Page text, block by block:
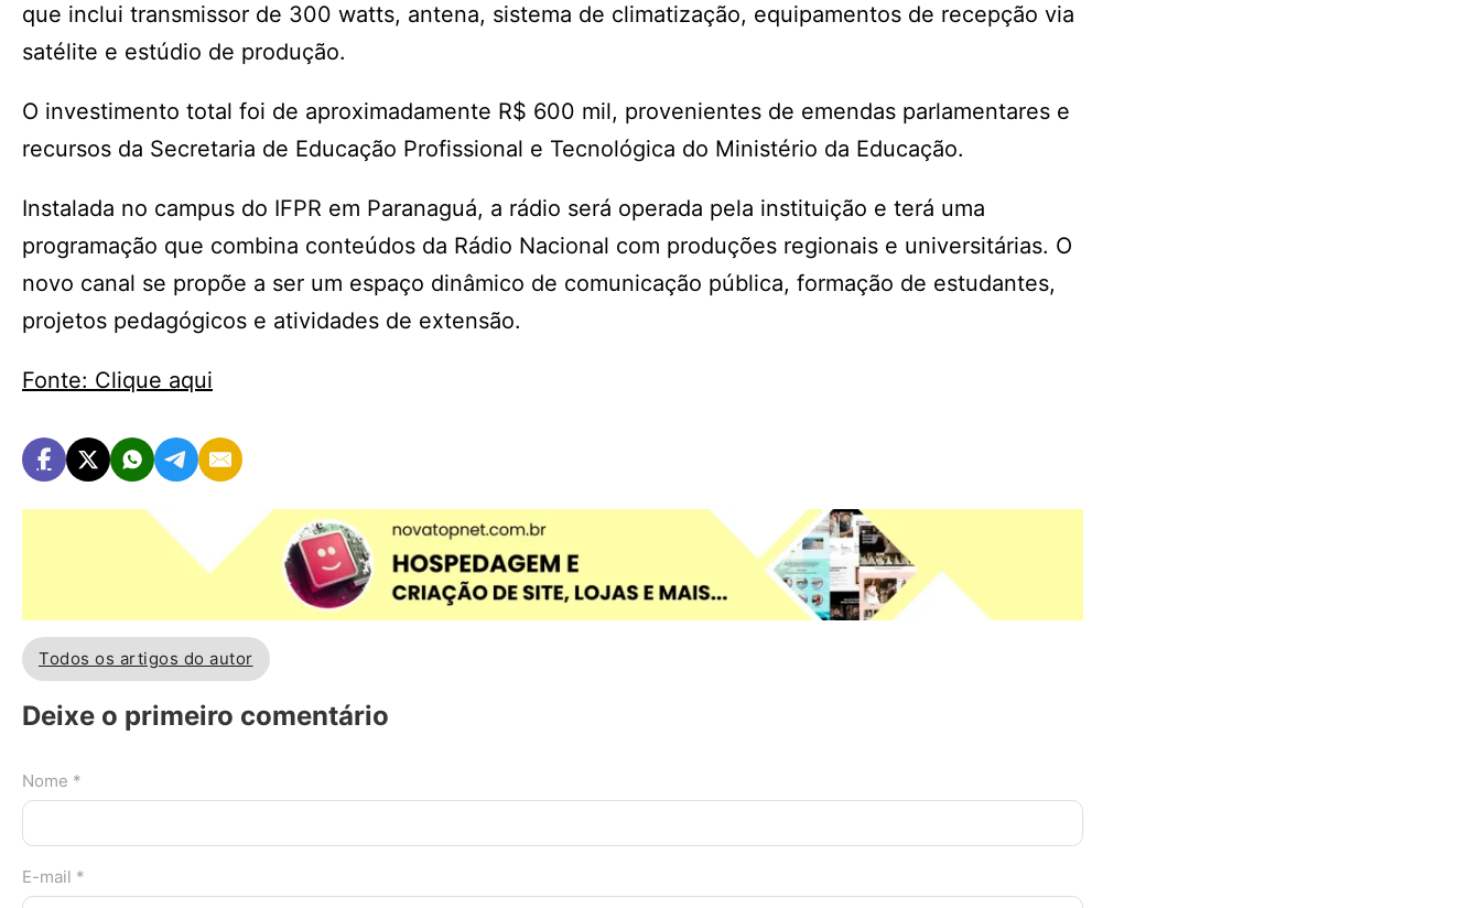
que inclui transmissor de 300 watts, antena, sistema de climatização, equipamentos de recepção via
satélite e estúdio de produção.
O investimento total foi de aproximadamente R$ 600 mil, provenientes de emendas parlamentares e
recursos da Secretaria de Educação Profissional e Tecnológica do Ministério da Educação.
Instalada no campus do IFPR em Paranaguá, a rádio será operada pela instituição e terá uma
programação que combina conteúdos da Rádio Nacional com produções regionais e universitárias. O
novo canal se propõe a ser um espaço dinâmico de comunicação pública, formação de estudantes,
projetos pedagógicos e atividades de extensão.
Fonte: Clique aqui
Todos os artigos do autor
Deixe o primeiro comentário
Nome *
E-mail *